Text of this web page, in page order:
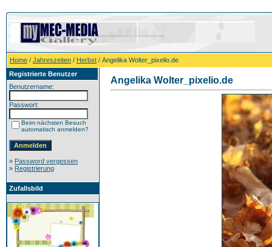
Home / Jahreszeiten / Herbst / Angelika Wolter_pixelio.de
Registrierte Benutzer
Benutzername:
Passwort:
Beim nächsten Besuch
automatisch anmelden?
» Password vergessen
» Registrierung
Zufallsbild
Angelika Wolter_pixelio.de